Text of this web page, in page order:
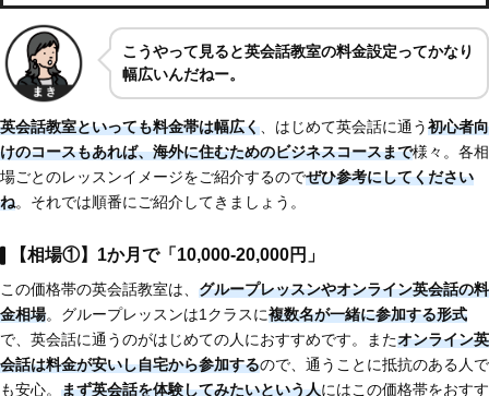
こうやって見ると英会話教室の料金設定ってかなり
幅広いんだねー。
英会話教室といっても料金帯は幅広く 、はじめて英会話に通う初心者向
けのコースもあれば、海外に住むためのビジネスコースまで様々。各相
場ごとのレッスンイメージをご紹介するのでぜひ参考にしてください
ね。それでは順番にご紹介してきましょう。
【相場①】1か月で「10,000-20,000円」
この価格帯の英会話教室は、 グループレッスンやオンライン英会話の料
金相場。グループレッスンは1クラスに複数名が一緒に参加する形式
で、英会話に通うのがはじめての人におすすめです。またオンライン英
会話は料金が安いし自宅から参加するので、通うことに抵抗のある人で
も安心。 まず英会話を体験してみたいという人にはこの価格帯をおすす